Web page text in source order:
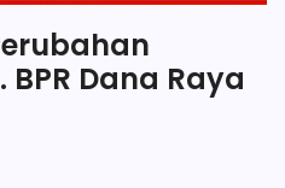
Dana Raya